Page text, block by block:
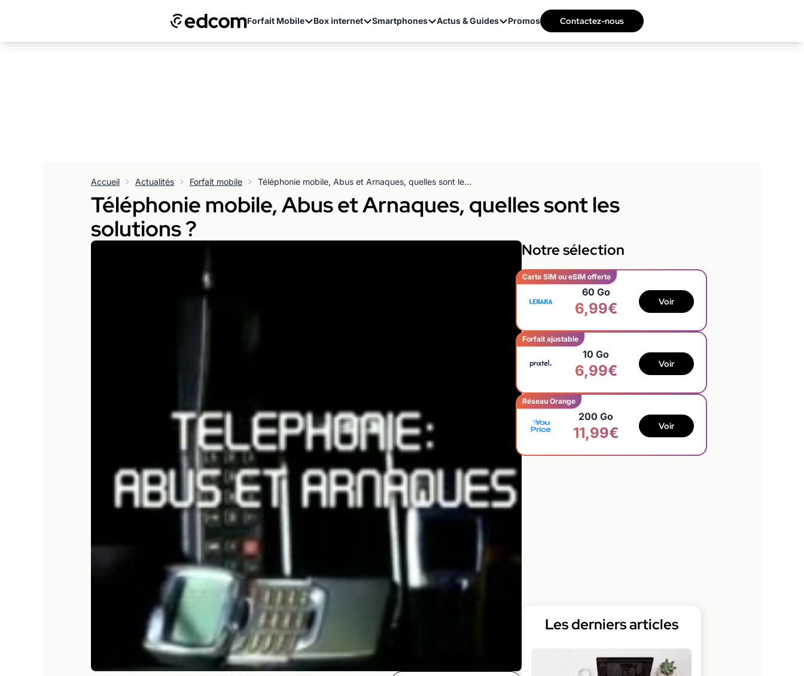
Forfait Mobile Box internet Smartphones Actus & Guides Promos Contactez-nous
Accueil Actualités Forfait mobile Téléphonie mobile, Abus et Arnaques, quelles sont les solutions ?
Téléphonie mobile, Abus et Arnaques, quelles sont les
solutions ?
Notre sélection
Carte SIM ou eSIM offerte
60 Go
6,99€ Voir
Forfait ajustable
10 Go
6,99€ Voir
Réseau Orange
200 Go
11,99€ Voir
Les derniers articles